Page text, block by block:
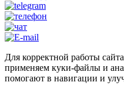
Для корректной работы
применяем куки-файлы и
помогают в навигации и